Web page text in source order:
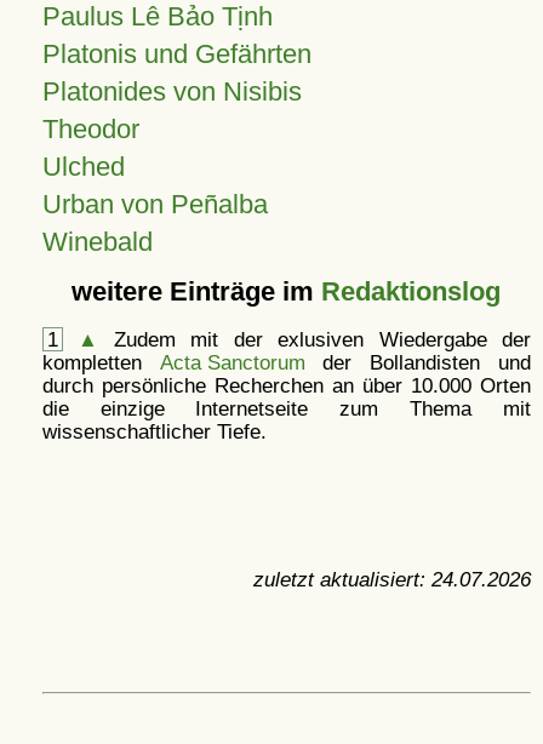
Paulus Lê Bảo Tịnh
Platonis und Gefährten
Platonides von Nisibis
Theodor
Ulched
Urban von Peñalba
Winebald
weitere Einträge im Redaktionslog
1 ▲
Zudem mit der exlusiven Wiedergabe der
kompletten Acta Sanctorum der Bollandisten und
durch persönliche Recherchen an über 10.000 Orten
die einzige Internetseite zum Thema mit
wissenschaftlicher Tiefe.
zuletzt aktualisiert: 24.07.2026